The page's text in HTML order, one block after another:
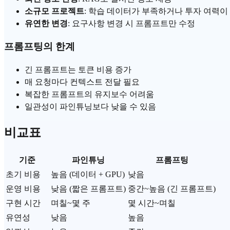
소규모 프로젝트: 학습 데이터가 부족하거나 투자 여력이
유연한 변경: 요구사항 변경 시 프롬프트만 수정
프롬프팅의 한계
긴 프롬프트는 토큰 비용 증가
매 요청마다 컨텍스트 전달 필요
복잡한 프롬프트의 유지보수 어려움
일관성이 파인튜닝보다 낮을 수 있음
비교표
기준 파인튜닝
프롬프팅
초기 비용
높음 (데이터 + GPU) 낮음
운영 비용
낮음 (짧은 프롬프트) 중간~높음 (긴 프롬프트)
구현 시간
며칠~몇 주
몇 시간~며칠
유연성
낮음
높음